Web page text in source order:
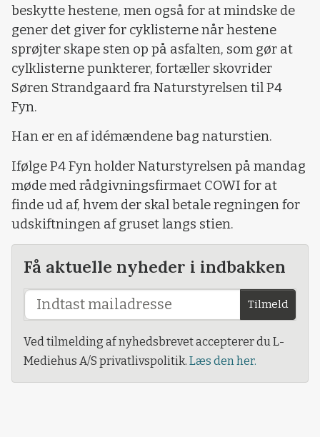
beskytte hestene, men også for at mindske de
gener det giver for cyklisterne når hestene
sprøjter skape sten op på asfalten, som gør at
cylklisterne punkterer, fortæller skovrider
Søren Strandgaard fra Naturstyrelsen til P4
Fyn.
Han er en af idémændene bag naturstien.
Ifølge P4 Fyn holder Naturstyrelsen på mandag
møde med rådgivningsfirmaet COWI for at
finde ud af, hvem der skal betale regningen for
udskiftningen af gruset langs stien.
Få aktuelle nyheder i indbakken
Tilmeld
Ved tilmelding af nyhedsbrevet accepterer du L-
Mediehus A/S privatlivspolitik. Læs den her.